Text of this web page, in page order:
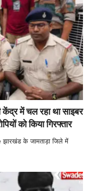
में चल रहा था साइबर
को किया गिरफ्तार
के जामताड़ा जिले में